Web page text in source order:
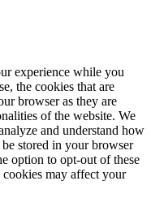
experience while you
the cookies that are
browser as they are
of the website. We
and understand how
stored in your browser
option to opt-out of these
may affect your